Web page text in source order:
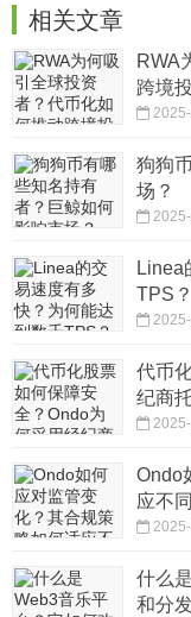
相关文章
RWA
跨境
狗狗
场？
Linea
TPS？
代币
纪商
Ondo
应不
什么
和分